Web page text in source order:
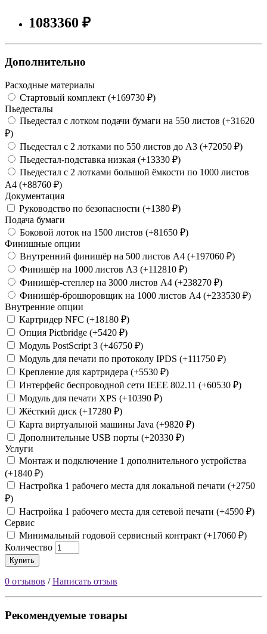
1083360 ₽
Дополнительно
Расходные материалы
Стартовый комплект (+169730 ₽)
Пьедесталы
Пьедестал с лотком подачи бумаги на 550 листов (+31620
₽)
Пьедестал с 2 лотками по 550 листов до А3 (+72050 ₽)
Пьедестал-подставка низкая (+13330 ₽)
Пьедестал с 2 лотками большой ёмкости по 1000 листов
A4 (+88760 ₽)
Документация
Руководство по безопасности (+1380 ₽)
Подача бумаги
Боковой лоток на 1500 листов (+81650 ₽)
Финишные опции
Внутренний финишёр на 500 листов А4 (+197060 ₽)
Финишёр на 1000 листов А3 (+112810 ₽)
Финишёр-степлер на 3000 листов А4 (+238270 ₽)
Финишёр-брошюровщик на 1000 листов А4 (+233530 ₽)
Внутренние опции
Картридер NFC (+18180 ₽)
Опция Pictbridge (+5420 ₽)
Модуль PostScript 3 (+46750 ₽)
Модуль для печати по протоколу IPDS (+111750 ₽)
Крепление для картридера (+5530 ₽)
Интерфейс беспроводной сети IEEE 802.11 (+60530 ₽)
Модуль для печати XPS (+10390 ₽)
Жёсткий диск (+17280 ₽)
Карта виртуальной машины Java (+9820 ₽)
Дополнительные USB порты (+20330 ₽)
Услуги
Монтаж и подключение 1 дополнительного устройства
(+1840 ₽)
Настройка 1 рабочего места для локальной печати (+2750
₽)
Настройка 1 рабочего места для сетевой печати (+4590 ₽)
Сервис
Минимальный годовой сервисный контракт (+17060 ₽)
Количество
Купить
0 отзывов /Написать отзыв
Рекомендуемые товары